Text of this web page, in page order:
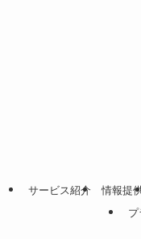
サービス紹介 情報提